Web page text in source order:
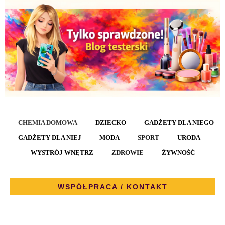
CHEMIA DOMOWA DZIECKO
GADŻETY DLA NIEGO
GADŻETY DLA NIEJ
MODA SPORT
URODA
WYSTRÓJ WNĘTRZ
ZDROWIE ŻYWNOŚĆ
WSPÓŁPRACA / KONTAKT